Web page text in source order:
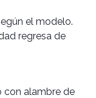
el modelo.
regresa de
con alambre de